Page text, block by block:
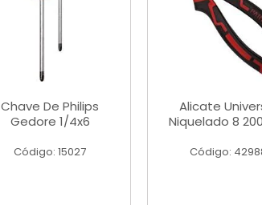
Chave De Philips
Gedore 1/4x6
Código: 15027
Alicate
Niquelado 8
Código: